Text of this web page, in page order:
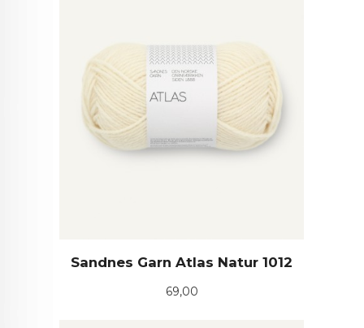
Sandnes Garn Atlas Natur 1012
Pris
69,00